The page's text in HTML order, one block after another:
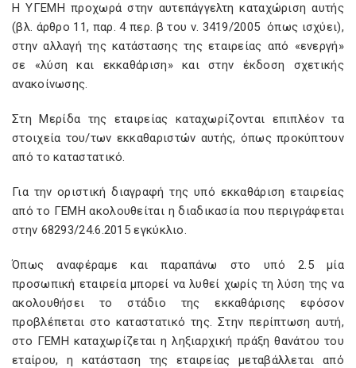
Η ΥΓΕΜΗ προχωρά στην αυτεπάγγελτη καταχώριση αυτής
(βλ. άρθρο 11, παρ. 4 περ. β του ν. 3419/2005 όπως ισχύει),
στην αλλαγή της κατάστασης της εταιρείας από «ενεργή»
σε «λύση και εκκαθάριση» και στην έκδοση σχετικής
ανακοίνωσης.
Στη Μερίδα της εταιρείας καταχωρίζονται επιπλέον τα
στοιχεία του/των εκκαθαριστών αυτής, όπως προκύπτουν
από το καταστατικό.
Για την οριστική διαγραφή της υπό εκκαθάριση εταιρείας
από το ΓΕΜΗ ακολουθείται η διαδικασία που περιγράφεται
στην 68293/24.6.2015 εγκύκλιο.
Όπως αναφέραμε και παραπάνω στο υπό 2.5 μία
προσωπική εταιρεία μπορεί να λυθεί χωρίς τη λύση της να
ακολουθήσει το στάδιο της εκκαθάρισης εφόσον
προβλέπεται στο καταστατικό της. Στην περίπτωση αυτή,
στο ΓΕΜΗ καταχωρίζεται η ληξιαρχική πράξη θανάτου του
εταίρου, η κατάσταση της εταιρείας μεταβάλλεται από